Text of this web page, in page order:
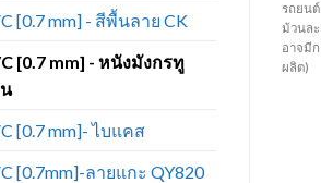
[0.7 mm] - สีพื้นลาย CK
[0.7 mm] - หนังมังกรทู
[0.7 mm]- ไบแคส
[0.7mm]-ลายแกะ QY820
รถยน
ม้วนล
อาจมี
ผลิต)
ละ 40 หลา )(ความยาวต่อหลาอาจมี
การเปลี่ยนแปลงตามรอบการผลิต)